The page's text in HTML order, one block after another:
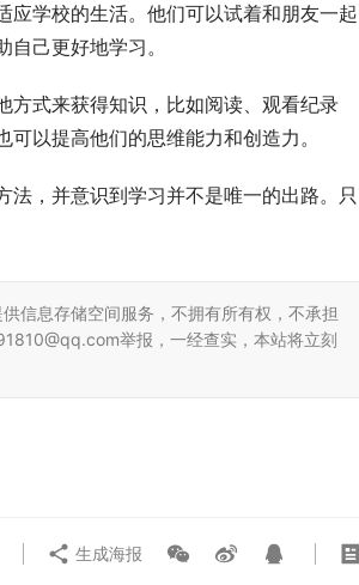
应学校的生活。他们可以试着和朋友一起
己更好地学习。
方式来获得知识，比如阅读、观看纪录
以提高他们的思维能力和创造力。
，并意识到学习并不是唯一的出路。只
信息存储空间服务，不拥有所有权，不承担
举报，一经查实，本站将立刻
生成海报